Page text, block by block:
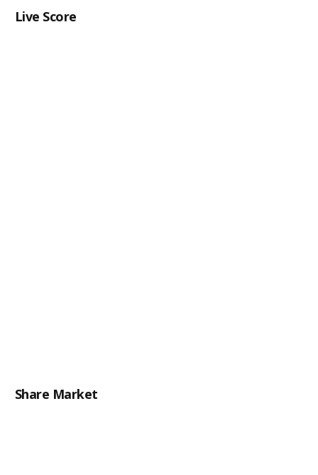
Live Score
Share Market